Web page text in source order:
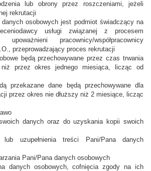
lub obrony przez roszczeniami, jeżeli
rekrutacji
osobowych jest podmiot świadczący na
usługi związanej z procesem
pracownicy/współpracownicy
przeprowadzający proces rekrutacji
będą przechowywane przez czas trwania
niż przez okres jednego miesiąca, licząc od
przekazane dane będą przechowywane dla
przez okres nie dłuższy niż 2 miesiące, licząc
danych oraz do uzyskania kopii swoich
uzupełnienia treści Pani/Pana danych
Pani/Pana danych osobowych
danych osobowych, cofnięcia zgody na ich